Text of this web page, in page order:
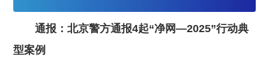
通报：北京警方通报4起“净网—2025”行动典
型案例